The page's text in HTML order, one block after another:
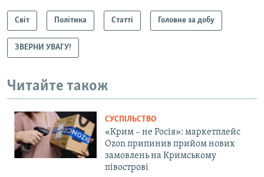
Світ Політика Статті Головне за добу
ЗВЕРНИ УВАГУ!
Читайте також
СУСПІЛЬСТВО
«Крим – не Росія»: маркетплейс
Ozon припинив прийом нових
замовлень на Кримському
півострові